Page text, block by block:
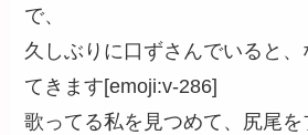
で、
久しぶりに口ずさんでいると
てきます[emoji:v-286]
歌ってる私を見つめて、尻尾を